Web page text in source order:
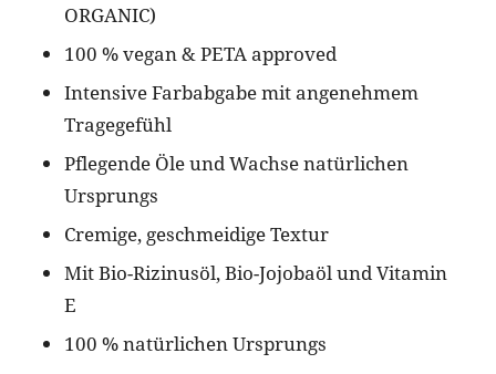
ORGANIC)
100 % vegan & PETA approved
Intensive Farbabgabe mit angenehmem
Tragegefühl
Pflegende Öle und Wachse natürlichen
Ursprungs
Cremige, geschmeidige Textur
Mit Bio-Rizinusöl, Bio-Jojobaöl und Vitamin
E
100 % natürlichen Ursprungs